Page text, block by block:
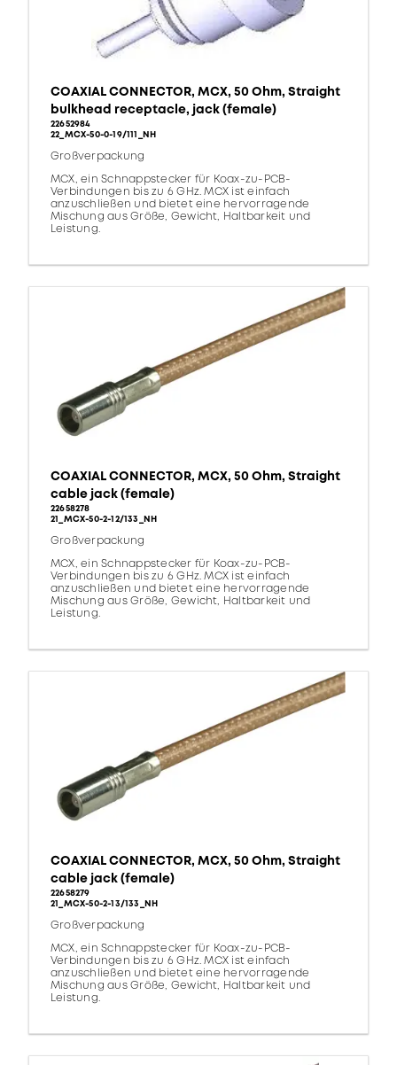
COAXIAL CONNECTOR, MCX, 50 Ohm, Straight
bulkhead receptacle, jack (female)
22652984
22_MCX-50-0-19/111_NH
Großverpackung
MCX, ein Schnappstecker für Koax-zu-PCB-
Verbindungen bis zu 6 GHz. MCX ist einfach
anzuschließen und bietet eine hervorragende
Mischung aus Größe, Gewicht, Haltbarkeit und
Leistung.
COAXIAL CONNECTOR, MCX, 50 Ohm, Straight
cable jack (female)
22658278
21_MCX-50-2-12/133_NH
Großverpackung
MCX, ein Schnappstecker für Koax-zu-PCB-
Verbindungen bis zu 6 GHz. MCX ist einfach
anzuschließen und bietet eine hervorragende
Mischung aus Größe, Gewicht, Haltbarkeit und
Leistung.
COAXIAL CONNECTOR, MCX, 50 Ohm, Straight
cable jack (female)
22658279
21_MCX-50-2-13/133_NH
Großverpackung
MCX, ein Schnappstecker für Koax-zu-PCB-
Verbindungen bis zu 6 GHz. MCX ist einfach
anzuschließen und bietet eine hervorragende
Mischung aus Größe, Gewicht, Haltbarkeit und
Leistung.